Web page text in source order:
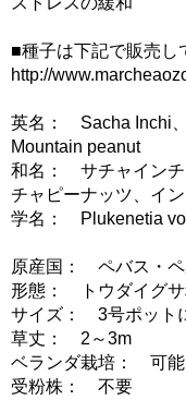
■種子は下記で販売し
http://
英名： Sacha Inchi、
Mountain peanut
和名： サチャインチ
チャピーナッツ、イ
学名： Plukenetia
原産国： ペバス・
形態： トウダイグサ
サイズ： 3号ポット
草丈： 2～3m
ベランダ栽培： 可能
受粉株： 不要